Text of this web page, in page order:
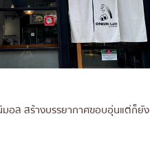
มอล สร้างบรรยากาศฃอบอุ่นแต่ก็ยัง